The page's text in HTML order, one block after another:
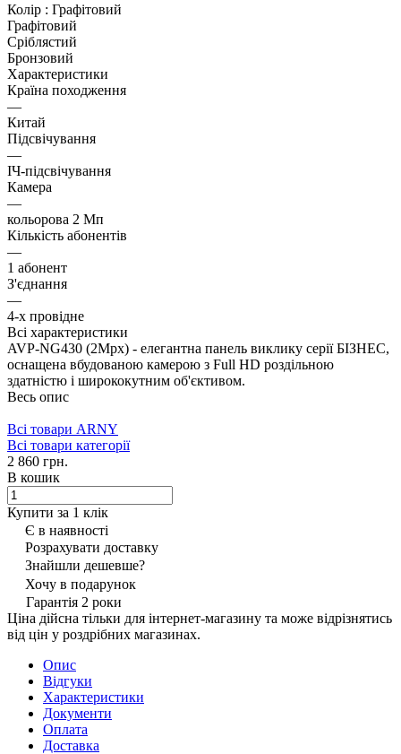
Колір : Графітовий
Графітовий
Сріблястий
Бронзовий
Характеристики
Країна походження
—
Китай
Підсвічування
—
ІЧ-підсвічування
Камера
—
кольорова 2 Мп
Кількість абонентів
—
1 абонент
З'єднання
—
4-х провідне
Всі характеристики
AVP-NG430 (2Mpx) - елегантна панель виклику серії БІЗНЕС,
оснащена вбудованою камерою з Full HD роздільною
здатністю і ширококутним об'єктивом.
Весь опис
Всі товари ARNY
Всі товари категорії
2 860 грн.
В кошик
Купити за 1 клiк
Є в наявності
Розрахувати доставку
Знайшли дешевше?
Хочу в подарунок
Гарантія 2 роки
Ціна дійсна тільки для інтернет-магазину та може відрізнятись
від цін у роздрібних магазинах.
Опис
Відгуки
Характеристики
Документи
Оплата
Доставка